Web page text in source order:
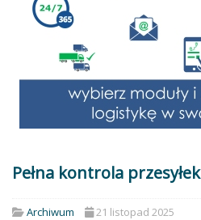
Pełna kontrola przesyłek
Archiwum 21 listopad 2025